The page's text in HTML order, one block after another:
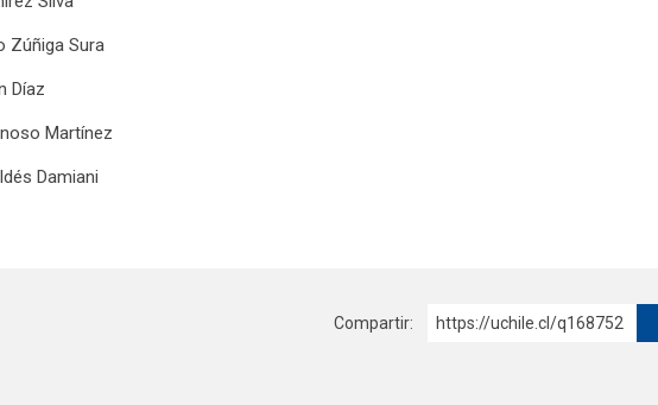
Zúñiga Sura
Díaz
Martínez
Damiani
Compartir: https://uchile.cl/q168752